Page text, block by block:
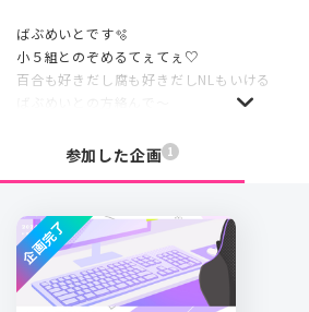
ばぶめいとです🫧
小５組とのぞめるてぇてぇ♡
百合も好きだし腐も好きだしNLもいける
参加した企画 1
企画完了